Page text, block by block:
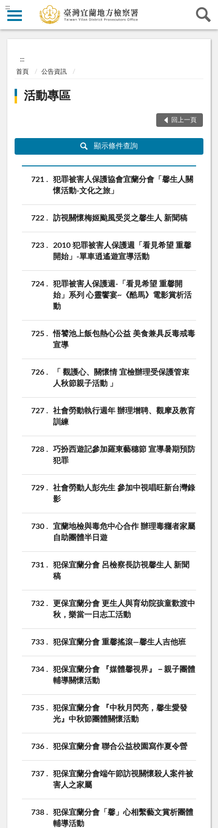
:::
:::
首頁 公告資訊
活動專區
回上一頁
顯示條件查詢
721
犯罪被害人保護協會宜蘭分會「馨生人關
懷活動-文化之旅」
722 訪視關懷梅姬颱風受災之馨生人 新聞稿
723
2010 犯罪被害人保護週「看見希望 重馨
開始」-單車逍遙遊宣導活動
724
犯罪被害人保護週-「看見希望 重馨開
始」系列 心靈饗宴~《酷馬》電影賞析活
動
725
悟饕池上飯包熱心公益 美食兼具反毒戒毒
宣導
726
「 觀護心、關懷情 宜檢辦理受保護管束
人秋節親子活動 」
727
社會勞動執行週年 辦理增聘、觀摩及教育
訓練
728
巧扮西遊記參加羅東藝穗節 宣導暑期預防
犯罪
729
社會勞動人彭先生 參加中視唱旺新台灣錄
影
730
宜蘭地檢與毒危中心合作 辦理毒癮者家屬
自助團體半日遊
731
犯保宜蘭分會 呂檢察長訪視馨生人 新聞
稿
732
更保宜蘭分會 更生人與育幼院孩童歡渡中
秋，樂當一日志工活動
733 犯保宜蘭分會 重馨搖滾—馨生人吉他班
734
犯保宜蘭分會 『媒體馨視界』－親子團體
輔導關懷活動
735
犯保宜蘭分會 『中秋月閃亮，馨生愛發
光』中秋節團體關懷活動
736 犯保宜蘭分會 聯合公益校園寫作夏令營
737
犯保宜蘭分會端午節訪視關懷殺人案件被
害人之家屬
738
犯保宜蘭分會「馨」心相繫藝文賞析團體
輔導活動